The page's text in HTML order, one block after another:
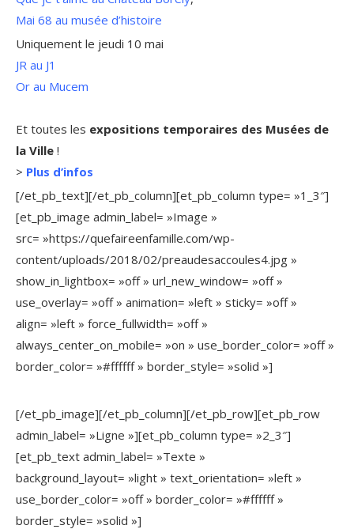
Mai 68 au musée d’histoire
Uniquement le jeudi 10 mai
JR au J1
Or au Mucem
Et toutes les expositions temporaires des Musées de
la Ville !
> Plus d’infos
[/et_pb_text][/et_pb_column][et_pb_column type= »1_3″]
[et_pb_image admin_label= »Image »
src= »https://quefaireenfamille.com/wp-
content/uploads/2018/02/preaudesaccoules4.jpg »
show_in_lightbox= »off » url_new_window= »off »
use_overlay= »off » animation= »left » sticky= »off »
align= »left » force_fullwidth= »off »
always_center_on_mobile= »on » use_border_color= »off »
border_color= »#ffffff » border_style= »solid »]
[/et_pb_image][/et_pb_column][/et_pb_row][et_pb_row
admin_label= »Ligne »][et_pb_column type= »2_3″]
[et_pb_text admin_label= »Texte »
background_layout= »light » text_orientation= »left »
use_border_color= »off » border_color= »#ffffff »
border_style= »solid »]